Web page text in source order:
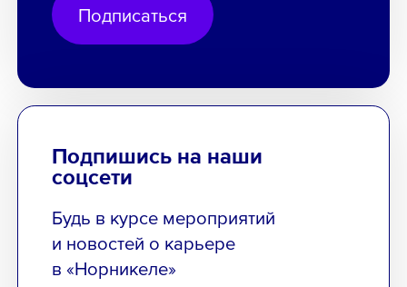
Подписаться
Подпишись на наши
соцсети
Будь в курсе мероприятий
и новостей о карьере
в «Норникеле»